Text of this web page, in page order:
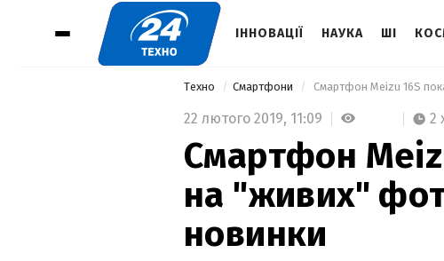
ІННОВАЦІЇ НАУКА ШІ
Техно Смартфони Смартфон Meizu 16S
22 лютого 2019, 11:09 2
Смартфон
на "живих"
новинки